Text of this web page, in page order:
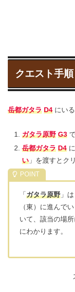
クエスト手順
岳都ガタラ D4 にい
ガタラ原野 G3
岳都ガタラ D4に
い」を渡すとク
「ガタラ原野 」
（東）に進んで
いて、該当の場所
にわかります。